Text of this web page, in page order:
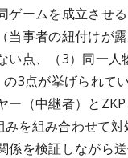
ームを成立させ
当事者の紐付けが
い点、（3）同一人
3点が挙げられて
ー（中継者）と
を組み合わせて
係を検証しながら